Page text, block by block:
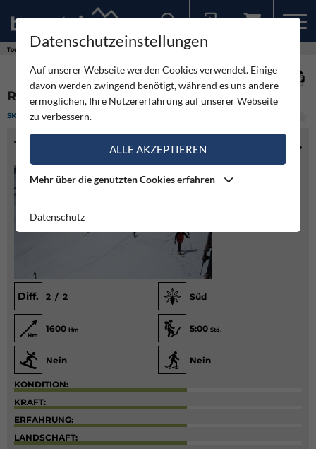
Touren
ROSTOCKER ECK VOM MAURERTAL AUS
SKITOUR LEICHT
TOURENINFO
Diff. 2 / 2 Süd
1600 Hm 5:00 Std.
Nein Nein
KONDITION:
KRAFT:
ERFAHRUNG:
LANDSCHAFT:
Datenschutzeinstellungen
Auf unserer Webseite werden Cookies verwendet. Einige
davon werden zwingend benötigt, während es uns andere
ermöglichen, Ihre Nutzererfahrung auf unserer Webseite
zu verbessern.
ALLE AKZEPTIEREN
Mehr über die genutzten Cookies erfahren
Datenschutz